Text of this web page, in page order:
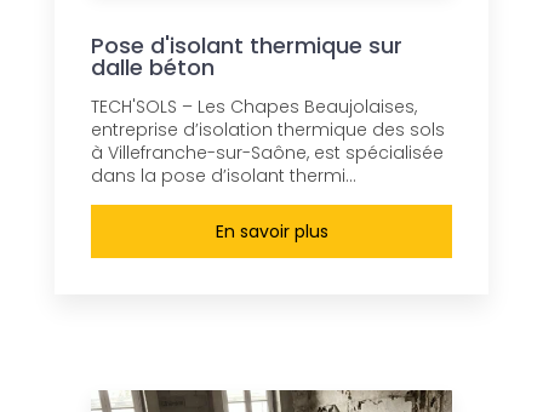
Pose d'isolant thermique sur
dalle béton
TECH'SOLS – Les Chapes Beaujolaises,
entreprise d’isolation thermique des sols
à Villefranche-sur-Saône, est spécialisée
dans la pose d’isolant thermi...
En savoir plus